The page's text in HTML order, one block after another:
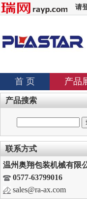
请
首 页 产品
产品搜索
联系方式
温州奥翔包装机械有限
0577-63799016
sales@ra-ax.com